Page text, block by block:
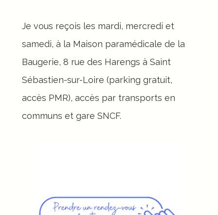
Je vous reçois les mardi, mercredi et
samedi, à la Maison paramédicale de la
Baugerie, 8 rue des Harengs à Saint
Sébastien-sur-Loire (parking gratuit,
accès PMR), accès par transports en
communs et gare SNCF.